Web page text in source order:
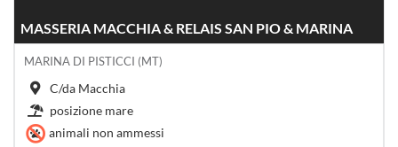
MASSERIA MACCHIA & RELAIS SAN PIO & MARINA
MARINA DI PISTICCI (MT)
C/da Macchia
posizione mare
animali non ammessi